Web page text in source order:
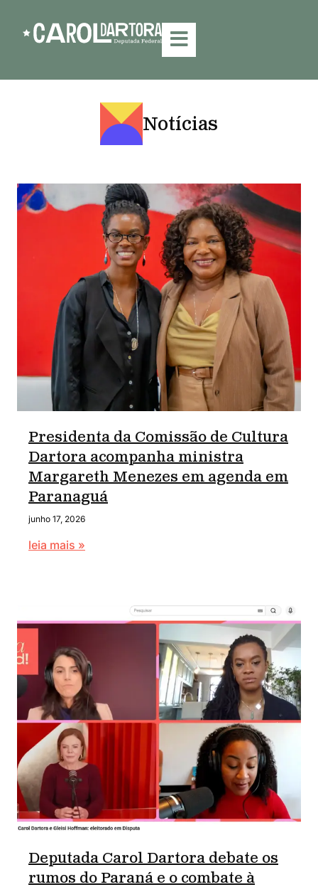
Notícias
Presidenta da Comissão de Cultura
Dartora acompanha ministra
Margareth Menezes em agenda em
Paranaguá
junho 17, 2026
leia mais »
Deputada Carol Dartora debate os
rumos do Paraná e o combate à